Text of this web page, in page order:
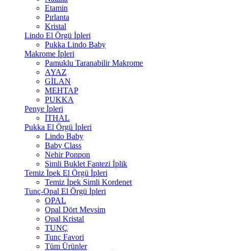
Etamin
Pırlanta
Kristal
Lindo El Örgü İpleri
Pukka Lindo Baby
Makrome İpleri
Pamuklu Taranabilir Makrome
AYAZ
GİLAN
MEHTAP
PUKKA
Penye İpleri
İTHAL
Pukka El Örgü İpleri
Lindo Baby
Baby Class
Nehir Ponpon
Simli Buklet Fantezi İplik
Temiz İpek El Örgü İpleri
Temiz İpek Simli Kordenet
Tunç-Opal El Örgü İpleri
OPAL
Opal Dört Mevsim
Opal Kristal
TUNÇ
Tunç Favori
Tüm Ürünler